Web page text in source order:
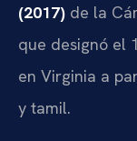
(2017) de la
que designó el
en Virginia a
y tamil.